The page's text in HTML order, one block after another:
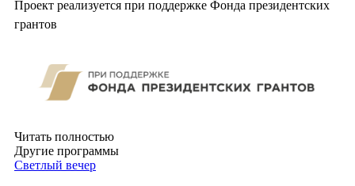
Проект реализуется при поддержке Фонда президентских
грантов
Читать полностью
Другие программы
Светлый вечер